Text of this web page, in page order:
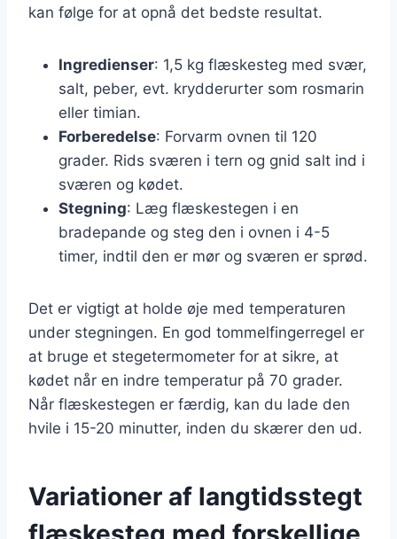
kan følge for at opnå det bedste resultat.
Ingredienser: 1,5 kg flæskesteg med svær,
salt, peber, evt. krydderurter som rosmarin
eller timian.
Forberedelse: Forvarm ovnen til 120
grader. Rids sværen i tern og gnid salt ind i
sværen og kødet.
Stegning: Læg flæskestegen i en
bradepande og steg den i ovnen i 4-5
timer, indtil den er mør og sværen er sprød.
Det er vigtigt at holde øje med temperaturen
under stegningen. En god tommelfingerregel er
at bruge et stegetermometer for at sikre, at
kødet når en indre temperatur på 70 grader.
Når flæskestegen er færdig, kan du lade den
hvile i 15-20 minutter, inden du skærer den ud.
Variationer af langtidsstegt